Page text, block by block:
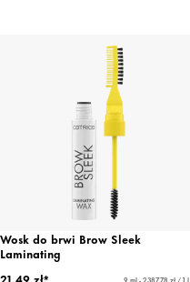
Wosk do brwi Brow Sleek
Laminating
9 ml - 2387,78 zł / 1 l